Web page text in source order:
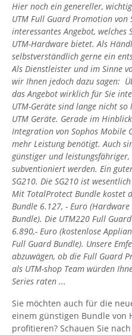
Hier noch ein genereller,
UTM Full Guard Promotion von
interessantes Angebot, welches
UTM-Hardware bietet. Als
selbstverständlich gerne ein
Als Dienstleister und im Sinne
wir Ihnen jedoch dazu sagen:
das Angebot wirklich für Sie
UTM-Geräte sind lange nicht
UTM Geräte. Gerade im
Integration von Sophos Mobile
mehr Leistung benötigt. Auch
günstiger und
subventioniert werden. Ein
SG210. Die SG210 ist
Mit TotalProtect Bundle kostet
Bundle 6.127, - Euro
Bundle). Die UTM220 Full
6.890,- Euro (kostenlose
Full Guard Bundle). Unsere
abzuwägen, ob die Full Guard
als UTM-shop Team würden
Series raten ...
Sie möchten auch für die
einem günstigen Bundle von
profitieren? Schauen Sie